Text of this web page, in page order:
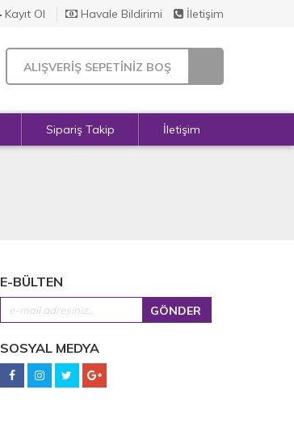
Kayıt Ol Havale Bildirimi İletişim
ALIŞVERİŞ SEPETİNİZ BOŞ
Sipariş Takip İletişim
E-BÜLTEN
SOSYAL MEDYA